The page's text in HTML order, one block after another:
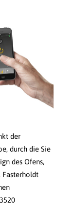
der
durch die Sie
des Ofens,
Fasterholdt